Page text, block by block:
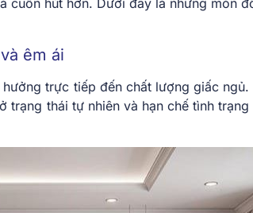
cuốn hút hơn. Dưới đây là những món
êm ái
trực tiếp đến chất lượng giấc
thái tự nhiên và hạn chế tình